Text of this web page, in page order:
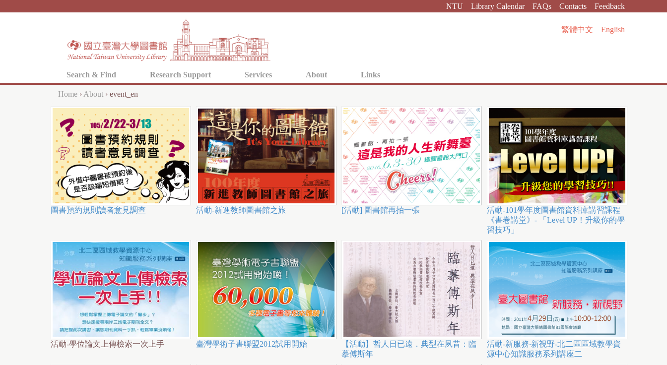
NTU Library Calendar FAQs Contacts Feedback
繁體中文 English
Search & Find Research Support Services About Links
Y
o
u
a
r
e
h
r
e
Home › About › event_en
圖書預約規則讀者意見調查 活動-新進教師圖書館之旅 [活動] 圖書館再拍一張
活動-101學年度圖書館資料庫講習課程
《書卷講堂》- 「Level UP！升級你的學
習技巧」
活動-學位論文上傳檢索一次上手 臺灣學術子書聯盟2012試用開始
【活動】哲人日已遠．典型在夙昔：臨
摹傅斯年
活動-新服務‧新視野-北二區區域教學資
源中心知識服務系列講座二